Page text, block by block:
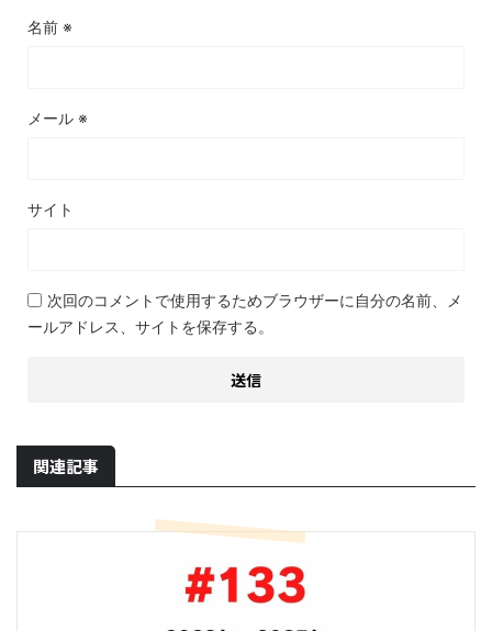
名前 ※
メール ※
サイト
次回のコメントで使用するためブラウザーに自分の名前、メ
ールアドレス、サイトを保存する。
関連記事